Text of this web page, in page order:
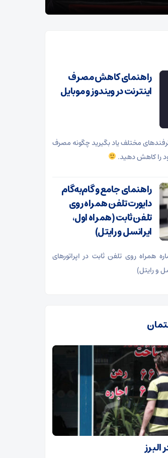
راهنمای کاهش مصرف
اینترنت در ویندوز و موبایل
ترفندهای مختلف یاد بگیرید چگونه مصرف
را کاهش دهید.
راهنمای جامع و گام‌به‌گام
دایورت تلفن همراه روی
تلفن ثابت (همراه اول،
ایرانسل و رایتل)
همراه روی تلفن ثابت در اپراتورهای
و رایتل)